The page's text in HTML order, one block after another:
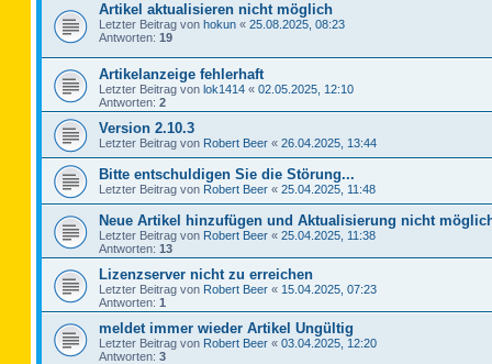
Artikel aktualisieren nicht möglich
Letzter Beitrag von hokun « 25.08.2025, 08:23
Antworten: 19
Artikelanzeige fehlerhaft
Letzter Beitrag von lok1414 « 02.05.2025, 12:10
Antworten: 2
Version 2.10.3
Letzter Beitrag von Robert Beer « 26.04.2025, 13:44
Bitte entschuldigen Sie die Störung...
Letzter Beitrag von Robert Beer « 25.04.2025, 11:48
Neue Artikel hinzufügen und Aktualisierung nicht
Letzter Beitrag von Robert Beer « 25.04.2025, 11:38
Antworten: 13
Lizenzserver nicht zu erreichen
Letzter Beitrag von Robert Beer « 15.04.2025, 07:23
Antworten: 1
meldet immer wieder Artikel Ungültig
Letzter Beitrag von Robert Beer « 03.04.2025, 12:20
Antworten: 3